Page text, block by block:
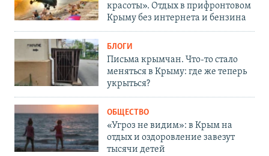
красоты». Отдых в прифронтовом
Крыму без интернета и бензина
БЛОГИ
Письма крымчан. Что-то стало
меняться в Крыму: где же теперь
укрыться?
ОБЩЕСТВО
«Угроз не видим»: в Крым на
отдых и оздоровление завезут
тысячи детей